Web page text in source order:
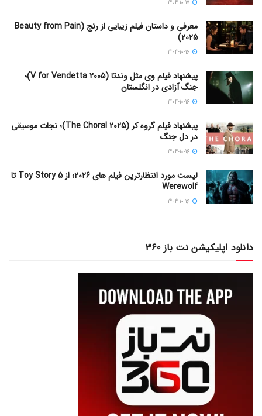
معرفی و داستان فیلم زیبایی از رنج (Beauty from Pain
2025)
پیشنهاد فیلم وی مثل وندتا (V for Vendetta 2005)؛
جنگ آزادی در انگلستان
پیشنهاد فیلم گروه کر (The Choral 2025)؛ نجات موسیقی
در دل جنگ
لیست مورد انتظارترین فیلم های 2026؛ از Toy Story 5 تا
Werewolf
دانلود اپلیکیشن نت باز 360